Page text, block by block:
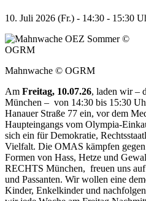
10. Juli 2026 (Fr.) - 14:30 - 15:30
Mahnwache © OGRM
Am Freitag, 10.07.26, laden wir –
München – von 14:30 bis 15:30
Hanauer Straße 77 ein, vor dem
Haupteingangs vom Olympia-
sich ein für Demokratie,
Vielfalt. Die OMAS kämpfen
Formen von Hass, Hetze und
RECHTS München, freuen uns auf
und Passanten. Wir wollen eine
Kinder, Enkelkinder und